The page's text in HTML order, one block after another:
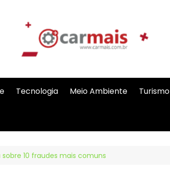
Tecnologia Meio Ambiente Turismo
10 fraudes mais comuns